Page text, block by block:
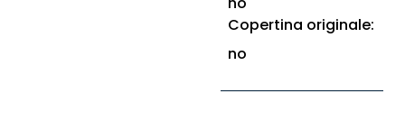
Copertina originale:
no